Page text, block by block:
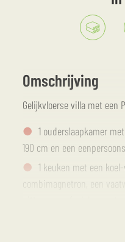
Omschrijving
Gelijkvloerse villa met een
1 ouderslaapkamer
190 cm en een
1 keuken met een
combimagnetron, een
1 zithoek met een